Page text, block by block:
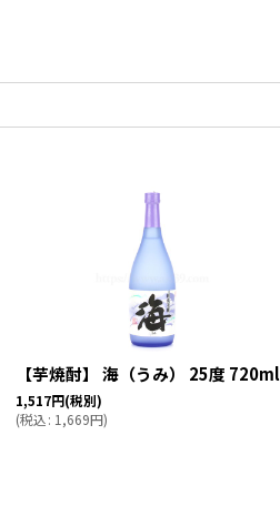
【芋焼酎】 海（うみ） 25度 720ml
1,517円(税別)
(税込: 1,669円)